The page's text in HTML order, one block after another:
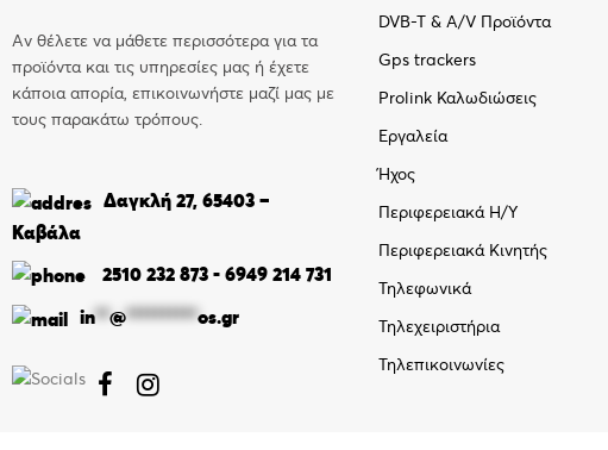
Αν θέλετε να μάθετε περισσότερα για τα
προϊόντα και τις υπηρεσίες μας ή έχετε
κάποια απορία, επικοινωνήστε μαζί μας με
τους παρακάτω τρόπους.
Δαγκλή 27, 65403 –
Καβάλα
2510 232 873 - 6949 214 731
in**@**********os.gr
 
DVB-T & A/V Προϊόντα
Gps trackers
Prolink Καλωδιώσεις
Εργαλεία
Ήχος
Περιφερειακά Η/Υ
Περιφερειακά Κινητής
Τηλεφωνικά
Τηλεχειριστήρια
Τηλεπικοινωνίες